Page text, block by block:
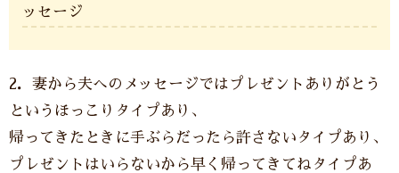
ッセージ
2．妻から夫へのメッセージではプレゼントありがとう
というほっこりタイプあり、
帰ってきたときに手ぶらだったら許さないタイプあり、
プレゼントはいらないから早く帰ってきてねタイプあ